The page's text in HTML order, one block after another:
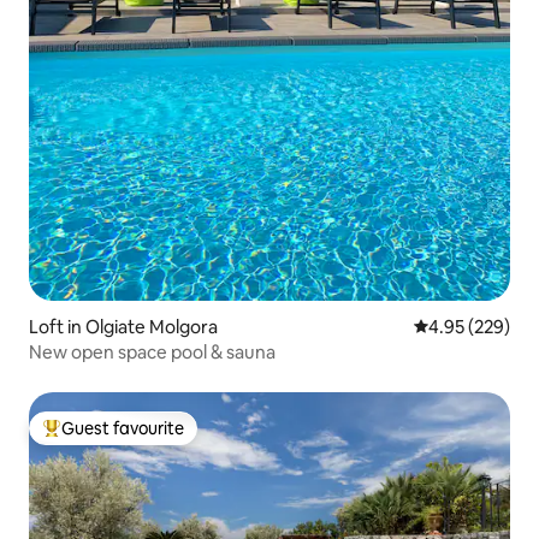
Loft in Olgiate Molgora 4.95 out of 5
4.95 (229)
New open space pool & sauna
Top guest favourite
Guest favourite